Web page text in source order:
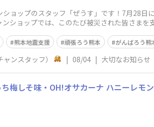
ョップのスタッフ「ぜうす」です！7月28
ショップでは、このたび被災された皆さま
熊本地震支援 頑張ろう熊本 がんばろう熊
ンスタッフ） | 08/04 | 大切なお知らせ
ち梅しそ味・OH!オサカーナ ハニーレモ